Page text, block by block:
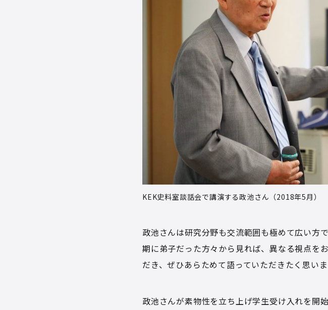
KEK史料室談話会で講演する政池さん（2018年5月）
政池さんは研究分野も交流範囲も極めて広い方
期に弟子だった方々から見れば、異なる視点を
だき、ぜひあらためて語っていただきたく思いま
政池さんが素物性を立ち上げ学生受け入れを開